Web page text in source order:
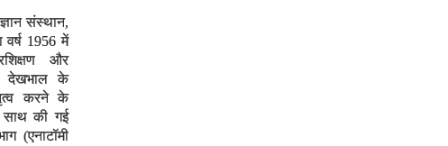
संस्थान,
वर्ष 1956 में
और
देखभाल के
करने के
साथ की गई
(एनाटॉमी